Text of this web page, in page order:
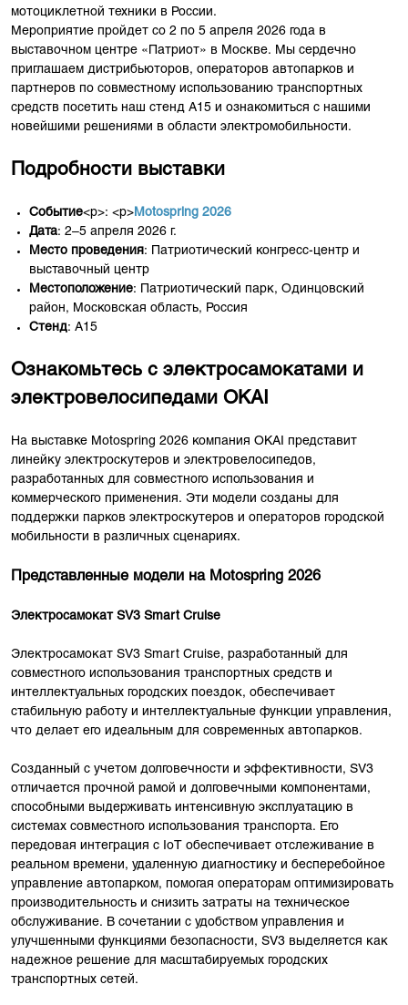
мотоциклетной техники в России.
Мероприятие пройдет со 2 по 5 апреля 2026 года в
выставочном центре «Патриот» в Москве. Мы сердечно
приглашаем дистрибьюторов, операторов автопарков и
партнеров по совместному использованию транспортных
средств посетить наш стенд A15 и ознакомиться с нашими
новейшими решениями в области электромобильности.
Подробности выставки
Событие<р>: <р> Motospring 2026
Дата: 2–5 апреля 2026 г.
Место проведения: Патриотический конгресс-центр и
выставочный центр
Местоположение: Патриотический парк, Одинцовский
район, Московская область, Россия
Стенд: A15
Ознакомьтесь с электросамокатами и
электровелосипедами OKAI
На выставке Motospring 2026 компания OKAI представит
линейку электроскутеров и электровелосипедов,
разработанных для совместного использования и
коммерческого применения. Эти модели созданы для
поддержки парков электроскутеров и операторов городской
мобильности в различных сценариях.
Представленные модели на Motospring 2026
Электросамокат SV3 Smart Cruise
Электросамокат SV3 Smart Cruise, разработанный для
совместного использования транспортных средств и
интеллектуальных городских поездок, обеспечивает
стабильную работу и интеллектуальные функции управления,
что делает его идеальным для современных автопарков.
Созданный с учетом долговечности и эффективности, SV3
отличается прочной рамой и долговечными компонентами,
способными выдерживать интенсивную эксплуатацию в
системах совместного использования транспорта. Его
передовая интеграция с IoT обеспечивает отслеживание в
реальном времени, удаленную диагностику и бесперебойное
управление автопарком, помогая операторам оптимизировать
производительность и снизить затраты на техническое
обслуживание. В сочетании с удобством управления и
улучшенными функциями безопасности, SV3 выделяется как
надежное решение для масштабируемых городских
транспортных сетей.